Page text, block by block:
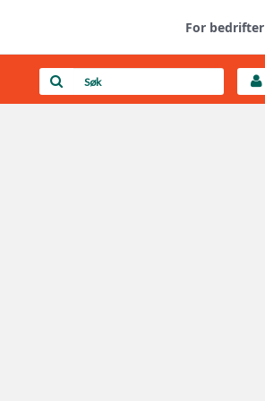
For bedrifter
Last opp selv